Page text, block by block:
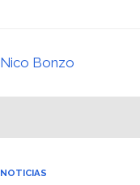
Nico Bonzo
NOTICIAS